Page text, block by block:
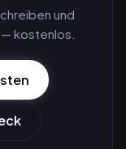
und
kostenlos.